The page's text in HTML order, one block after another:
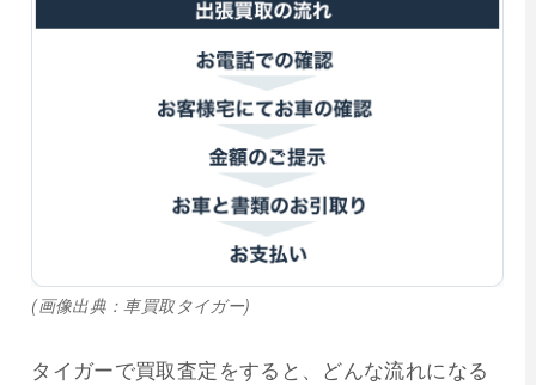
(画像出典：車買取タイガー)
タイガーで買取査定をすると、どんな流れになる